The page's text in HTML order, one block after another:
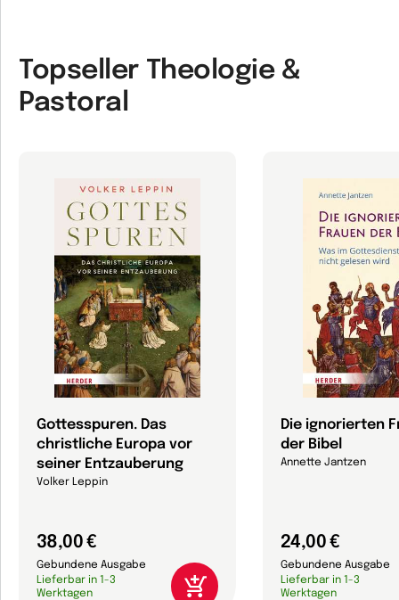
Topseller Theologie &
Pastoral
Gottesspuren. Das
christliche Europa vor
seiner Entzauberung
Volker Leppin
38,00 €
Gebundene Ausgabe
Lieferbar in 1-3
Werktagen
Die ignorierten
der Bibel
Annette Jantzen
24,00 €
Gebundene Ausgabe
Lieferbar in 1-3
Werktagen